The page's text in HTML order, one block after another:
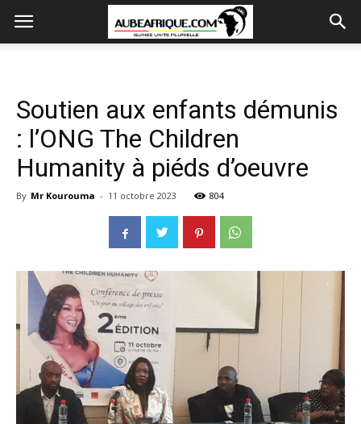
Soutien aux enfants démunis
: l’ONG The Children
Humanity à piéds d’oeuvre
By Mr Kourouma - 11 octobre 2023 804